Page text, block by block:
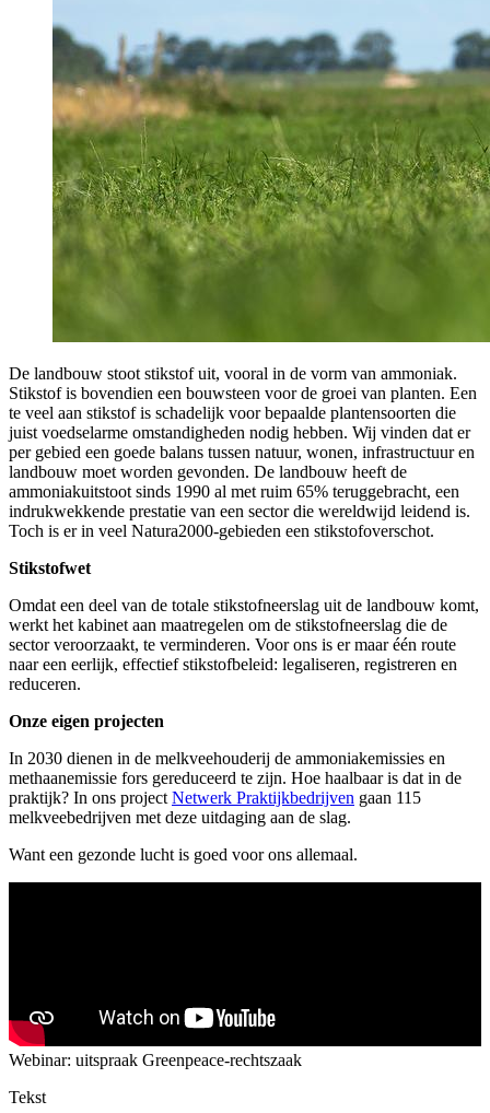
De landbouw stoot stikstof uit, vooral in de vorm van ammoniak.
Stikstof is bovendien een bouwsteen voor de groei van planten. Een
te veel aan stikstof is schadelijk voor bepaalde plantensoorten die
juist voedselarme omstandigheden nodig hebben. Wij vinden dat er
per gebied een goede balans tussen natuur, wonen, infrastructuur en
landbouw moet worden gevonden. De landbouw heeft de
ammoniakuitstoot sinds 1990 al met ruim 65% teruggebracht, een
indrukwekkende prestatie van een sector die wereldwijd leidend is.
Toch is er in veel Natura2000-gebieden een stikstofoverschot.
Stikstofwet
Omdat een deel van de totale stikstofneerslag uit de landbouw komt,
werkt het kabinet aan maatregelen om de stikstofneerslag die de
sector veroorzaakt, te verminderen. Voor ons is er maar één route
naar een eerlijk, effectief stikstofbeleid: legaliseren, registreren en
reduceren.
Onze eigen projecten
In 2030 dienen in de melkveehouderij de ammoniakemissies en
methaanemissie fors gereduceerd te zijn. Hoe haalbaar is dat in de
praktijk? In ons project Netwerk Praktijkbedrijven gaan 115
melkveebedrijven met deze uitdaging aan de slag.
Want een gezonde lucht is goed voor ons allemaal.
Webinar: uitspraak Greenpeace-rechtszaak
Tekst